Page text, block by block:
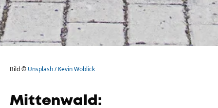
Bild © Unsplash / Kevin Woblick
Mittenwald: